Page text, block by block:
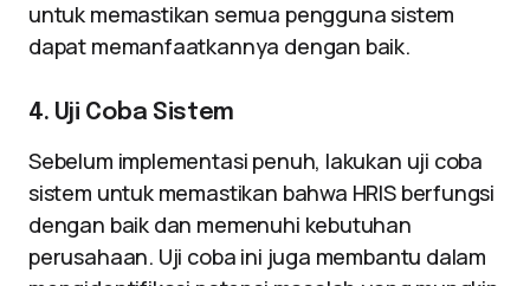
untuk memastikan semua pengguna sistem
dapat memanfaatkannya dengan baik.
4. Uji Coba Sistem
Sebelum implementasi penuh, lakukan uji coba
sistem untuk memastikan bahwa HRIS berfungsi
dengan baik dan memenuhi kebutuhan
perusahaan. Uji coba ini juga membantu dalam